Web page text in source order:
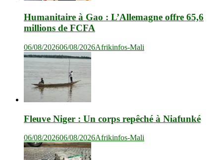
Humanitaire à Gao : L’Allemagne offre 65,6
millions de FCFA
06/08/202606/08/2026Afrikinfos-Mali
Fleuve Niger : Un corps repêché à Niafunké
06/08/202606/08/2026Afrikinfos-Mali